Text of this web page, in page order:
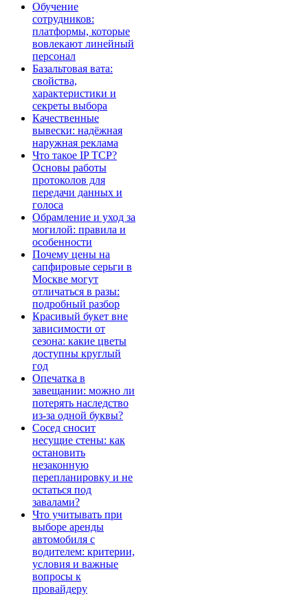
Обучение
сотрудников:
платформы, которые
вовлекают линейный
персонал
Базальтовая вата:
свойства,
характеристики и
секреты выбора
Качественные
вывески: надёжная
наружная реклама
Что такое IP TCP?
Основы работы
протоколов для
передачи данных и
голоса
Обрамление и уход за
могилой: правила и
особенности
Почему цены на
сапфировые серьги в
Москве могут
отличаться в разы:
подробный разбор
Красивый букет вне
зависимости от
сезона: какие цветы
доступны круглый
год
Опечатка в
завещании: можно ли
потерять наследство
из-за одной буквы?
Сосед сносит
несущие стены: как
остановить
незаконную
перепланировку и не
остаться под
завалами?
Что учитывать при
выборе аренды
автомобиля с
водителем: критерии,
условия и важные
вопросы к
провайдеру